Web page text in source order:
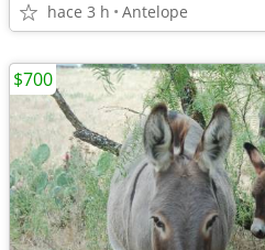
hace 3 h Antelope
$700